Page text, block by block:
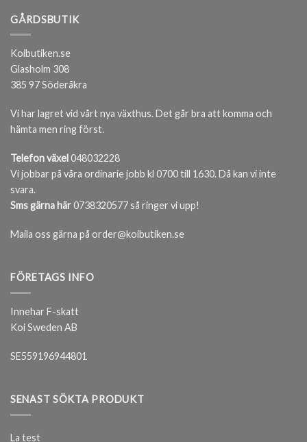
GÅRDSBUTIK
Koibutiken.se
Glasholm 308
385 97 Söderåkra
Vi har lagret vid vårt nya växthus. Det går bra att komma och
hämta men ring först.
Telefon växel048032228
Vi jobbar på våra ordinarie jobb kl 0700 till 1630. Då kan vi inte
svara.
Sms gärna här0738320577 så ringer vi upp!
Maila oss gärna på order@koibutiken.se
FÖRETAGS INFO
Innehar F-skatt
Koi Sweden AB
SE559196944801
SENAST SÖKTA PRODUKT
La test